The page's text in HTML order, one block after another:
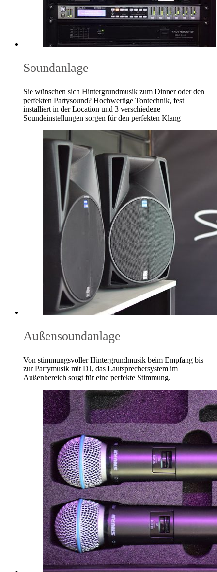
Soundanlage
Sie wünschen sich Hintergrundmusik zum Dinner oder den
perfekten Partysound? Hochwertige Tontechnik, fest
installiert in der Location und 3 verschiedene
Soundeinstellungen sorgen für den perfekten Klang
Außensoundanlage
Von stimmungsvoller Hintergrundmusik beim Empfang bis
zur Partymusik mit DJ, das Lautsprechersystem im
Außenbereich sorgt für eine perfekte Stimmung.